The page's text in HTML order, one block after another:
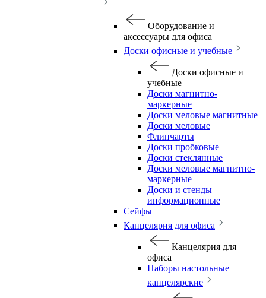
Оборудование и
аксессуары для офиса
Доски офисные и учебные
Доски офисные и
учебные
Доски магнитно-
маркерные
Доски меловые магнитные
Доски меловые
Флипчарты
Доски пробковые
Доски стеклянные
Доски меловые магнитно-
маркерные
Доски и стенды
информационные
Сейфы
Канцелярия для офиса
Канцелярия для
офиса
Наборы настольные
канцелярские